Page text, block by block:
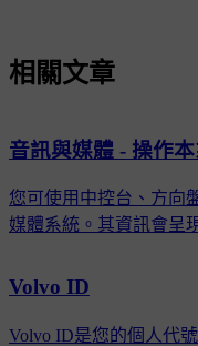
相關文章
音訊與媒體 - 操作
您可使用中控台、方向
媒體系統。其資訊會呈
Volvo ID
Volvo ID是您的個人代